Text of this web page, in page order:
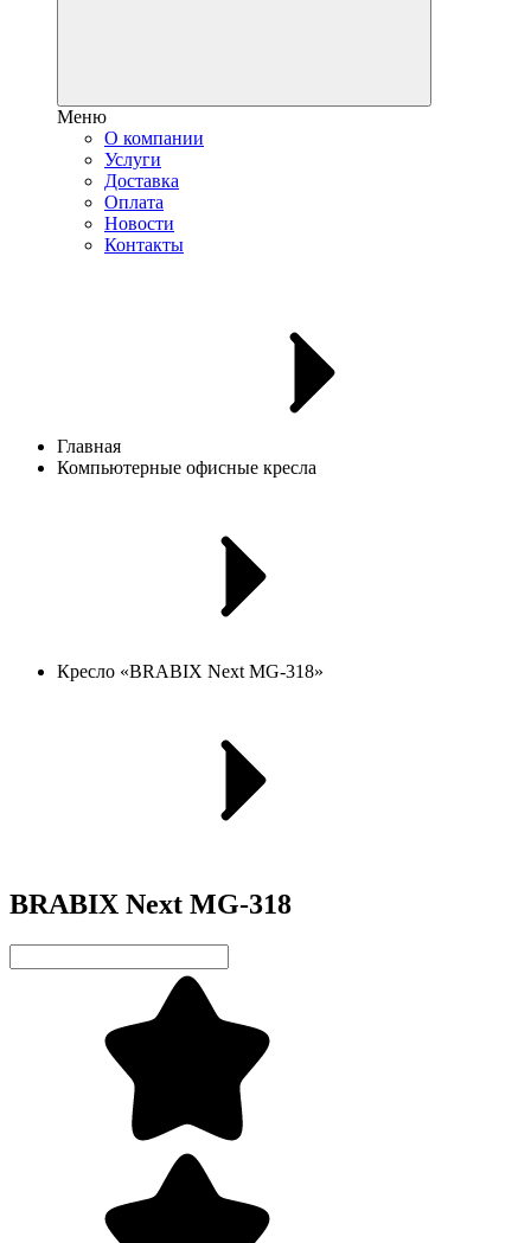
Меню
О компании
Услуги
Доставка
Оплата
Новости
Контакты
Главная
Компьютерные офисные кресла
Кресло «BRABIX Next MG-318»
BRABIX Next MG-318